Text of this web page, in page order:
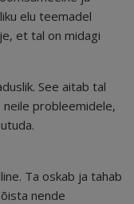
elu teemadel
et tal on midagi
See aitab tal
neile probleemidele,
Ta oskab ja tahab
nende